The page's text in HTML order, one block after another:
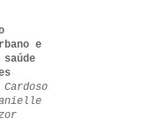
e